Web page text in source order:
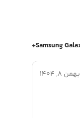
بهمن 8, 1404